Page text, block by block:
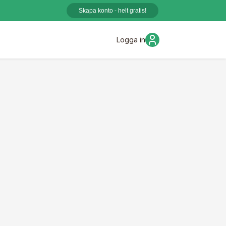
Skapa konto - helt gratis!
Logga in